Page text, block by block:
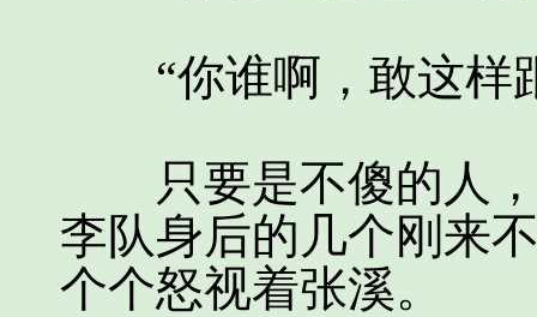
“你谁啊，敢这样
只要是不傻的人，
李队身后的几个刚来
个个怒视着张溪。